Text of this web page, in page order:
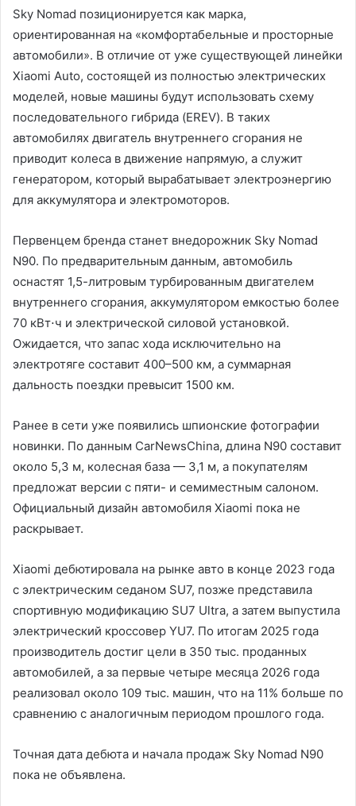
Sky Nomad позиционируется как марка,
ориентированная на «комфортабельные и просторные
автомобили». В отличие от уже существующей линейки
Xiaomi Auto, состоящей из полностью электрических
моделей, новые машины будут использовать схему
последовательного гибрида (EREV). В таких
автомобилях двигатель внутреннего сгорания не
приводит колеса в движение напрямую, а служит
генератором, который вырабатывает электроэнергию
для аккумулятора и электромоторов.
Первенцем бренда станет внедорожник Sky Nomad
N90. По предварительным данным, автомобиль
оснастят 1,5-литровым турбированным двигателем
внутреннего сгорания, аккумулятором емкостью более
70 кВт⋅ч и электрической силовой установкой.
Ожидается, что запас хода исключительно на
электротяге составит 400–500 км, а суммарная
дальность поездки превысит 1500 км.
Ранее в сети уже появились шпионские фотографии
новинки. По данным CarNewsChina, длина N90 составит
около 5,3 м, колесная база — 3,1 м, а покупателям
предложат версии с пяти- и семиместным салоном.
Официальный дизайн автомобиля Xiaomi пока не
раскрывает.
Xiaomi дебютировала на рынке авто в конце 2023 года
с электрическим седаном SU7, позже представила
спортивную модификацию SU7 Ultra, а затем выпустила
электрический кроссовер YU7. По итогам 2025 года
производитель достиг цели в 350 тыс. проданных
автомобилей, а за первые четыре месяца 2026 года
реализовал около 109 тыс. машин, что на 11% больше по
сравнению с аналогичным периодом прошлого года.
Точная дата дебюта и начала продаж Sky Nomad N90
пока не объявлена.